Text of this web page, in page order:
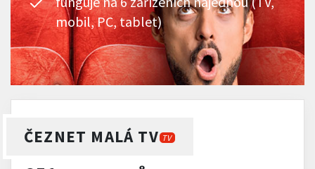
mobil, PC, tablet)
ČEZNET MALÁ TV TV